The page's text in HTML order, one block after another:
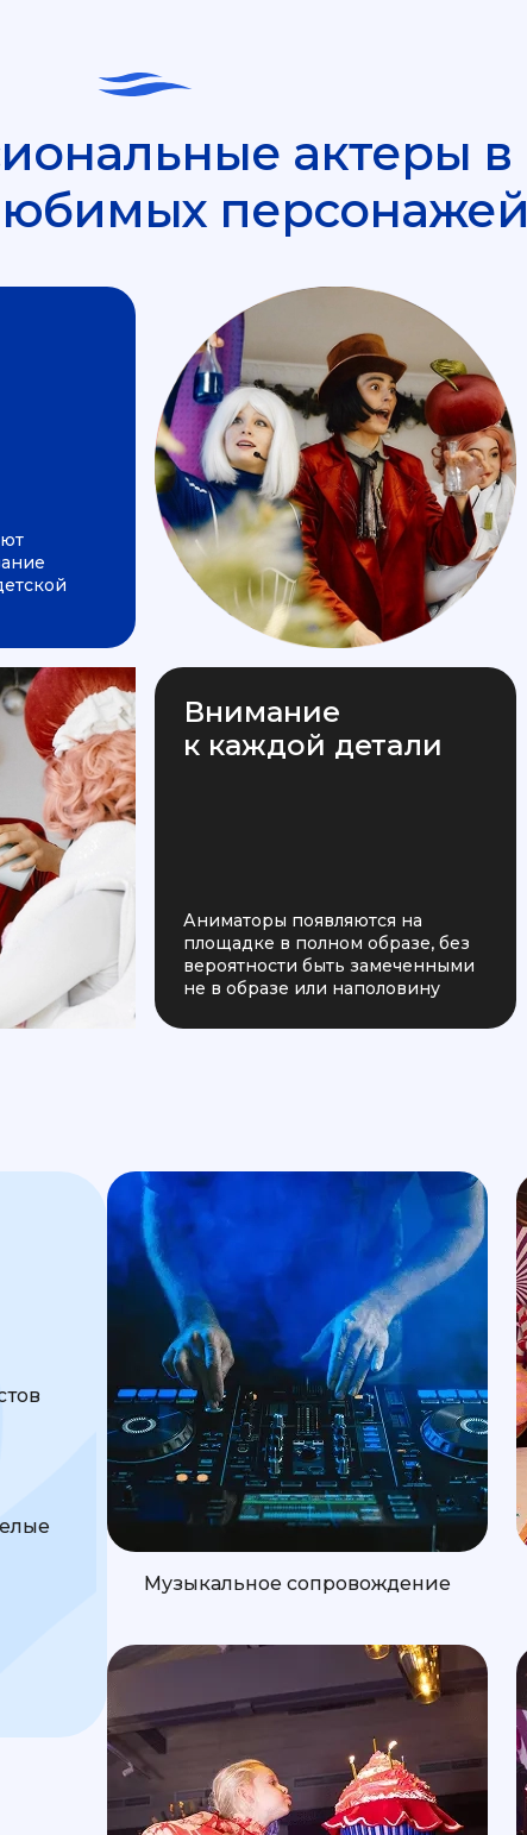
актеры в
персонажей
Внимание
к каждой детали
Аниматоры появляются на
площадке в полном образе, без
вероятности быть замеченными
не в образе или наполовину
Музыкальное сопровождение